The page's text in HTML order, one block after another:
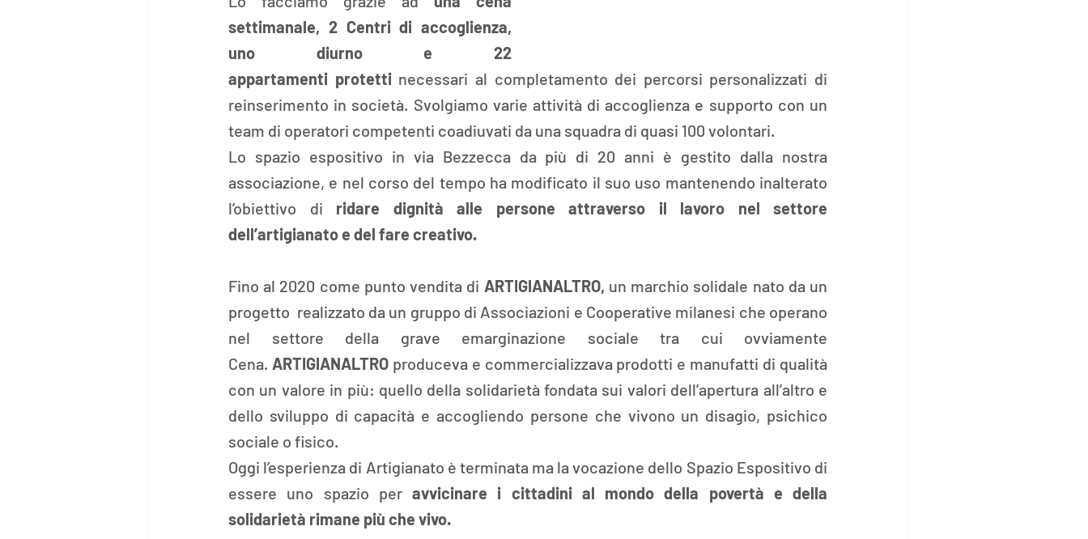
settimanale, 2 Centri di accoglienza,
uno diurno e 22
appartamenti protetti necessari al completamento dei percorsi personalizzati di
reinserimento in società. Svolgiamo varie attività di accoglienza e supporto con un
team di operatori competenti coadiuvati da una squadra di quasi 100 volontari.
Lo spazio espositivo in via Bezzecca da più di 20 anni è gestito dalla nostra
associazione, e nel corso del tempo ha modificato il suo uso mantenendo inalterato
l’obiettivo di ridare dignità alle persone attraverso il lavoro nel settore
dell’artigianato e del fare creativo.
Fino al 2020 come punto vendita di ARTIGIANALTRO, un marchio solidale nato da un
progetto  realizzato da un gruppo di Associazioni e Cooperative milanesi che operano
nel settore della grave emarginazione sociale tra cui ovviamente
Cena. ARTIGIANALTRO produceva e commercializzava prodotti e manufatti di qualità
con un valore in più: quello della solidarietà fondata sui valori dell’apertura all’altro e
dello sviluppo di capacità e accogliendo persone che vivono un disagio, psichico
sociale o fisico.
Oggi l’esperienza di Artigianato è terminata ma la vocazione dello Spazio Espositivo di
essere uno spazio per avvicinare i cittadini al mondo della povertà e della
solidarietà rimane più che vivo.